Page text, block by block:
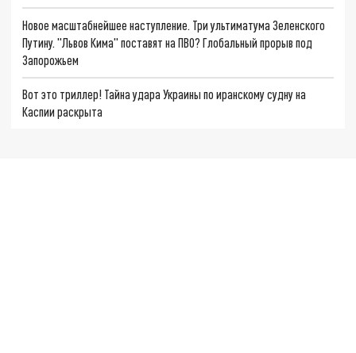
Новое масштабнейшее наступление. Три ультиматума Зеленского
Путину. "Львов Кима" поставят на ПВО? Глобальный прорыв под
Запорожьем
Вот это триллер! Тайна удара Украины по иранскому судну на
Каспии раскрыта